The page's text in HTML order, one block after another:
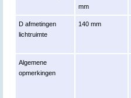
mm
D afmetingen
lichtruimte
140 mm
Algemene
opmerkingen